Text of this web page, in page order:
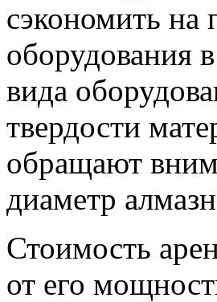
сэкономить на
оборудования
вида
твердости
обращают
диаметр
Стоимость
от его